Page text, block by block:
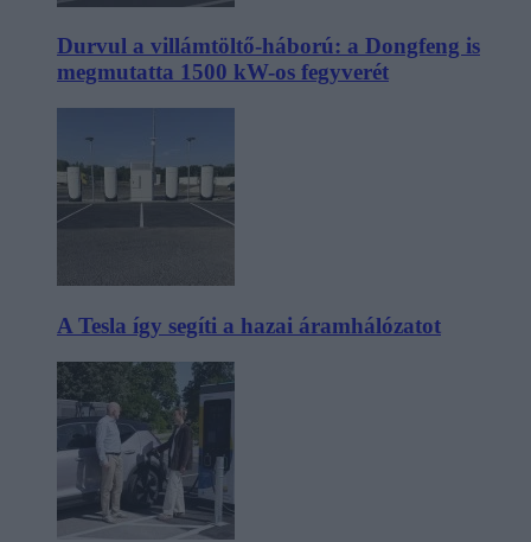
Durvul a villámtöltő-háború: a Dongfeng is
megmutatta 1500 kW-os fegyverét
A Tesla így segíti a hazai áramhálózatot